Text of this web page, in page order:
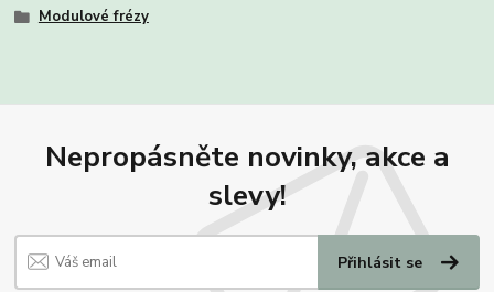
Modulové frézy
Nepropásněte novinky, akce a
slevy!
Přihlásit se